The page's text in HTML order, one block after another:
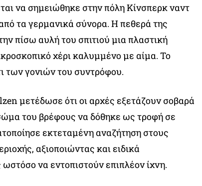
να σημειώθηκε στην πόλη Κίνσπερκ ναντ
τα γερμανικά σύνορα. Η πεθερά της
πίσω αυλή του σπιτιού μια πλαστική
χέρι καλυμμένο με αίμα. Το
των γονιών του συντρόφου.
μετέδωσε ότι οι αρχές εξετάζουν σοβαρά
του βρέφους να δόθηκε ως τροφή σε
εκτεταμένη αναζήτηση στους
αξιοποιώντας και ειδικά
να εντοπιστούν επιπλέον ίχνη.